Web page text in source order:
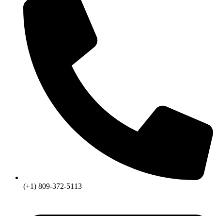
(+1) 809-372-5113